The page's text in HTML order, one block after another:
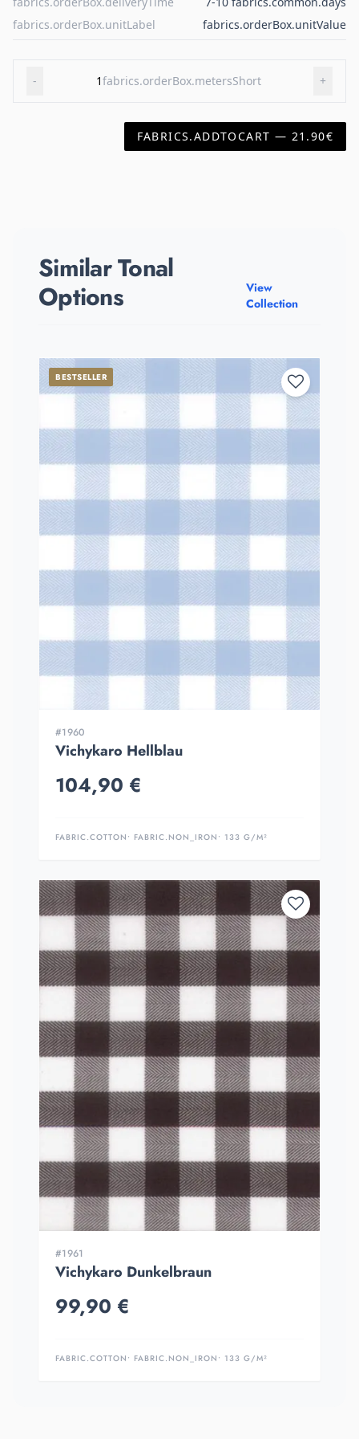
fabrics.orderBox.unitLabel
fabrics.orderBox.unitValue
- 1fabrics.orderBox.metersShort +
FABRICS.ADDTOCART — 21.90€
Similar Tonal
Options
View
Collection
BESTSELLER
#1960
Vichykaro Hellblau
104,90 €
FABRIC.COTTON • FABRIC.NON_IRON • 133 G/M²
#1961
Vichykaro Dunkelbraun
99,90 €
FABRIC.COTTON • FABRIC.NON_IRON • 133 G/M²